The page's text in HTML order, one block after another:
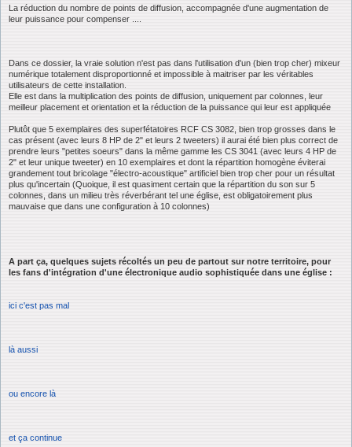
La réduction du nombre de points de diffusion, accompagnée d'une augmentation de
leur puissance pour compenser ....
Dans ce dossier, la vraie solution n'est pas dans l'utilisation d'un (bien trop cher) mixeur
numérique totalement disproportionné et impossible à maitriser par les véritables
utilisateurs de cette installation.
Elle est dans la multiplication des points de diffusion, uniquement par colonnes, leur
meilleur placement et orientation et la réduction de la puissance qui leur est appliquée
Plutôt que 5 exemplaires des superfétatoires RCF CS 3082, bien trop grosses dans le
cas présent (avec leurs 8 HP de 2" et leurs 2 tweeters) il aurai été bien plus correct de
prendre leurs "petites soeurs" dans la même gamme les CS 3041 (avec leurs 4 HP de
2" et leur unique tweeter) en 10 exemplaires et dont la répartition homogène éviterai
grandement tout bricolage "électro-acoustique" artificiel bien trop cher pour un résultat
plus qu'incertain (Quoique, il est quasiment certain que la répartition du son sur 5
colonnes, dans un milieu très réverbérant tel une église, est obligatoirement plus
mauvaise que dans une configuration à 10 colonnes)
A part ça, quelques sujets récoltés un peu de partout sur notre territoire, pour
les fans d'intégration d'une électronique audio sophistiquée dans une église :
ici c'est pas mal
là aussi
ou encore là
et ça continue